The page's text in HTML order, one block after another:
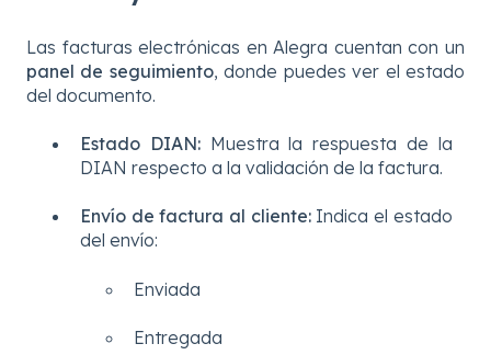
Las facturas electrónicas en Alegra cuentan con un
panel de seguimiento, donde puedes ver el estado
del documento.
Estado DIAN: Muestra la respuesta de la
DIAN respecto a la validación de la factura.
Envío de factura al cliente: Indica el estado
del envío:
Enviada
Entregada